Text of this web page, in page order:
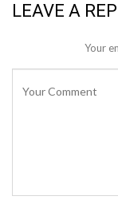
LEAVE A
Your